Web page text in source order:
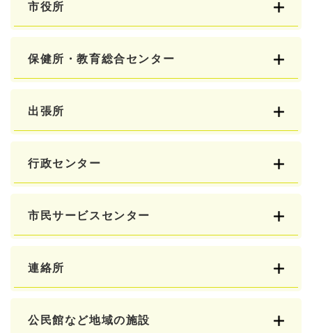
市役所
保健所・教育総合センター
出張所
行政センター
市民サービスセンター
連絡所
公民館など地域の施設